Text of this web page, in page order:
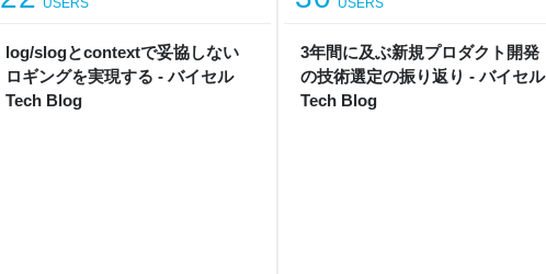
log/slogとcontextで妥協しない
ロギングを実現する - バイセル
Tech Blog
USERS
3年間に及ぶ新規プロダクト開発
の技術選定の振り返り - バイセル
Tech Blog
USERS